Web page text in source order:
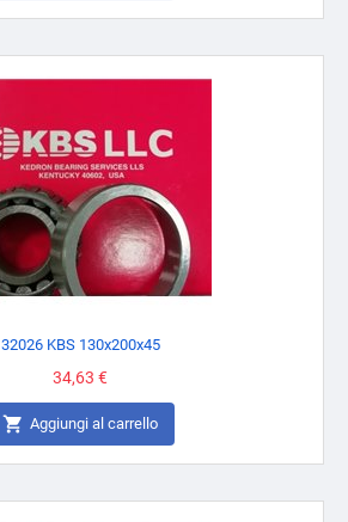
32026 KBS 130x200x45
Prezzo
34,63 €
 Aggiungi al carrello